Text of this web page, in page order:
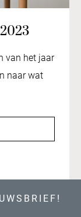
van het jaar
naar wat